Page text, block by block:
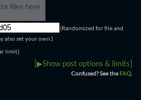
files here
(Randomized for file and
also set your own.)
limit]
[▶Show post options & limits]
Confused? See theFAQ